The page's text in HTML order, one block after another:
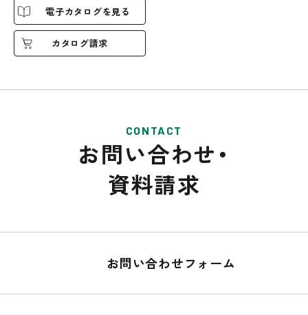
電子カタログを見る
カタログ請求
CONTACT
お問い合わせ・
資料請求
お問い合わせフォーム